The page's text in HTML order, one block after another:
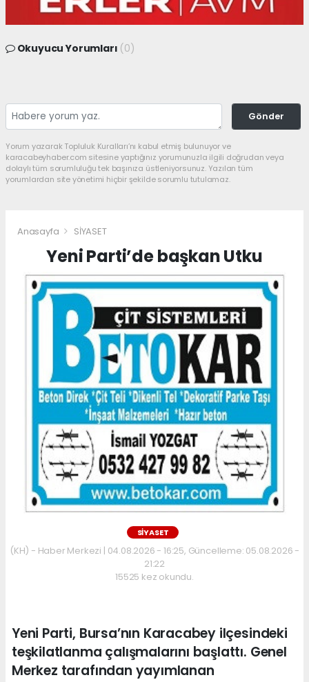
Okuyucu Yorumları (0)
Gönder
Yorum yazarak Topluluk Kuralları’nı kabul etmiş bulunuyor ve
karacabeyhaber.com sitesine yaptığınız yorumunuzla ilgili doğrudan veya
dolaylı tüm sorumluluğu tek başınıza üstleniyorsunuz. Yazılan tüm
yorumlardan site yönetimi hiçbir şekilde sorumlu tutulamaz.
Anasayfa SİYASET
Yeni Parti’de başkan Utku
SİYASET
(KH) - Haber Merkezi | 04.08.2026 - 16:25, Güncelleme: 05.08.2026 -
21:22
15525 kez okundu.
Yeni Parti, Bursa’nın Karacabey ilçesindeki
teşkilatlanma çalışmalarını başlattı. Genel
Merkez tarafından yayımlanan